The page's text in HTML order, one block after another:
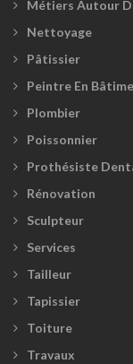
Métiers Autour
Nettoyage
Pâtissier
Peintre En
Plombier
Poissonnier
Prothésiste
Rénovation
Sculpteur
Services
Tailleur
Tapissier
Toiture
Travaux